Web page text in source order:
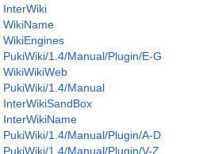
InterWiki
WikiName
WikiEngines
PukiWiki/1.4/Manual/Plugin/E-G
WikiWikiWeb
PukiWiki/1.4/Manual
InterWikiSandBox
InterWikiName
PukiWiki/1.4/Manual/Plugin/A-D
PukiWiki/1.4/Manual/Plugin/V-Z